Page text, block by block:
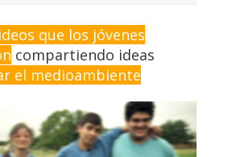
que los jóvenes
compartiendo ideas
el medioambiente